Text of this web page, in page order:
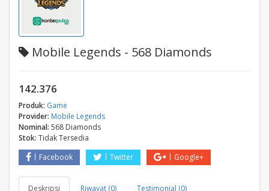
Mobile Legends - 568 Diamonds
142.376
Produk: Game
Provider: Mobile Legends
Nominal: 568 Diamonds
Stok: Tidak Tersedia
Facebook
Twitter Google+
Deskripsi Riwayat (0) Testimonial (0)